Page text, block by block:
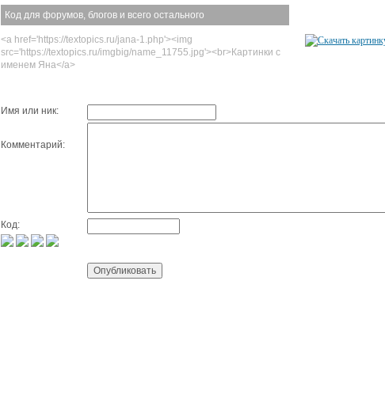
Код для форумов, блогов и всего остального
<a href='https://textopics.ru/jana-1.php'><img
src='https://textopics.ru/imgbig/name_11755.jpg'><br>Картинки с
именем Яна</a>
Имя или ник:
Комментарий:
Код: